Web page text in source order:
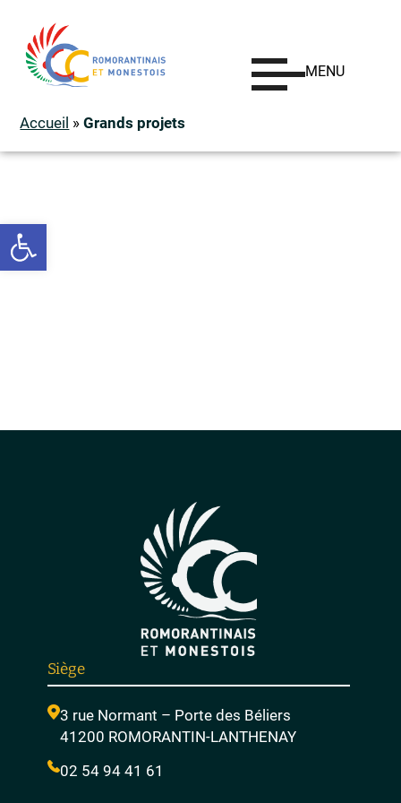
Ouvrir la barre d’outils
MENU
Accueil »Grands projets
Siège
3 rue Normant – Porte des Béliers
41200 ROMORANTIN-LANTHENAY
02 54 94 41 61